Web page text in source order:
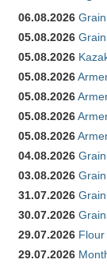
06.08.2026
05.08.2026
05.08.2026
05.08.2026
05.08.2026
05.08.2026
05.08.2026
04.08.2026
03.08.2026
31.07.2026
30.07.2026
29.07.2026
29.07.2026